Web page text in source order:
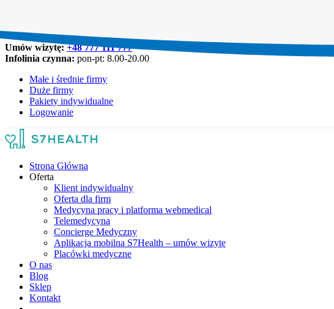
Umów wizytę:+48 777 111 777
Infolinia czynna: pon-pt: 8.00-20.00
Małe i średnie firmy
Duże firmy
Pakiety indywidualne
Logowanie
Strona Główna
Oferta
Klient indywidualny
Oferta dla firm
Medycyna pracy i platforma webmedical
Telemedycyna
Concierge Medyczny
Aplikacja mobilna S7Health – umów wizytę
Placówki medyczne
O nas
Blog
Sklep
Kontakt